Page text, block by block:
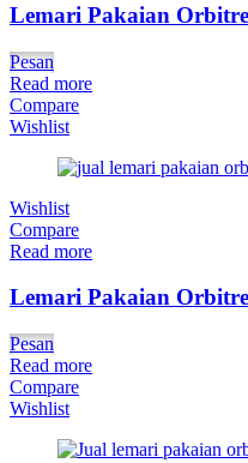
Lemari Pakaian
Pesan
Read more
Compare
Wishlist
Wishlist
Compare
Read more
Lemari Pakaian
Pesan
Read more
Compare
Wishlist